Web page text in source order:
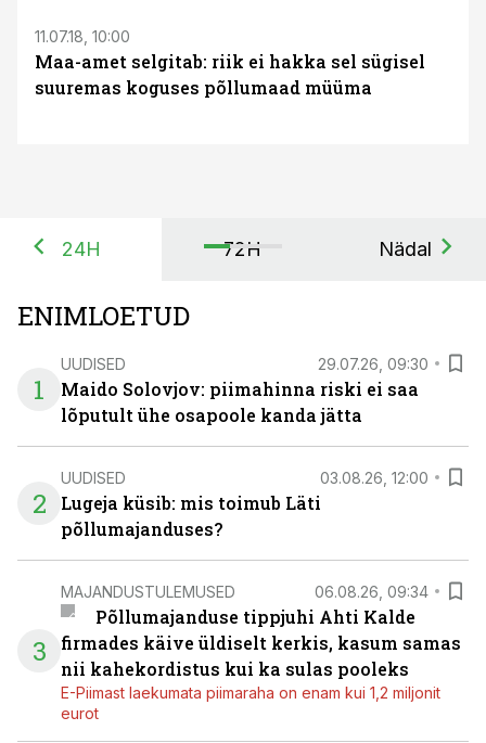
11.07.18, 10:00
Maa-amet selgitab: riik ei hakka sel sügisel
suuremas koguses põllumaad müüma
24H 72H Nädal
ENIMLOETUD
1
UUDISED 29.07.26, 09:30
Maido Solovjov: piimahinna riski ei saa
lõputult ühe osapoole kanda jätta
2
UUDISED 03.08.26, 12:00
Lugeja küsib: mis toimub Läti
põllumajanduses?
3
MAJANDUSTULEMUSED 06.08.26, 09:34
Põllumajanduse tippjuhi Ahti Kalde
firmades käive üldiselt kerkis, kasum samas
nii kahekordistus kui ka sulas pooleks
E-Piimast laekumata piimaraha on enam kui 1,2 miljonit
eurot